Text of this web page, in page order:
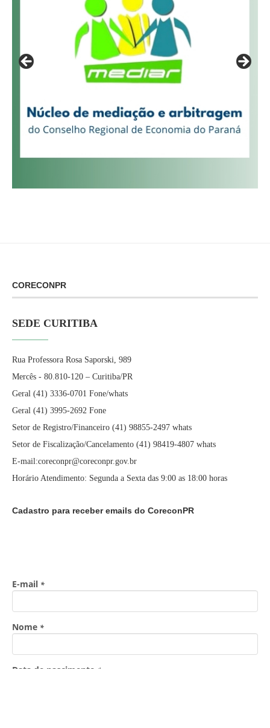
CORECONPR
SEDE CURITIBA
Rua Professora Rosa Saporski, 989
Mercês - 80.810-120 – Curitiba/PR
Geral (41) 3336-0701 Fone/whats
Geral (41) 3995-2692 Fone
Setor de Registro/Financeiro (41) 98855-2497 whats
Setor de Fiscalização/Cancelamento (41) 98419-4807 whats
E-mail:coreconpr@coreconpr.gov.br
Horário Atendimento: Segunda a Sexta das 9:00 as 18:00 horas
Cadastro para receber emails do CoreconPR